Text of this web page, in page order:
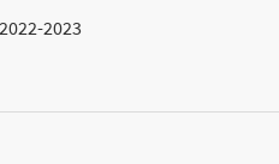
2023